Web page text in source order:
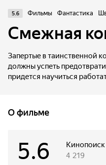
5.6 Фильмы Фантастика
Смежная
Запертые в таинственной
должны успеть
придется научиться
О фильме
Кинопоиск
5.6 4 219